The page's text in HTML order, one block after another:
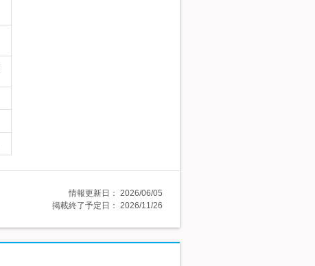
情報更新日： 2026/06/05
掲載終了予定日： 2026/11/26